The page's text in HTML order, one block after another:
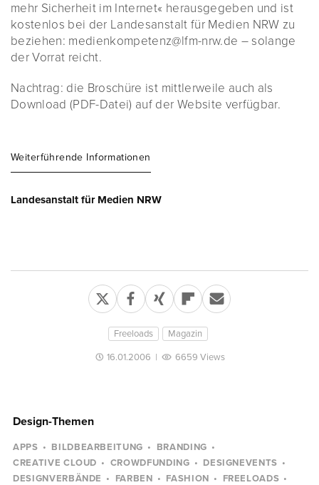
mehr Sicherheit im Internet« herausgegeben und ist
kostenlos bei der Landesanstalt für Medien NRW zu
beziehen: medienkompetenz@lfm-nrw.de – solange
der Vorrat reicht.
Nachtrag: die Broschüre ist mittlerweile auch als
Download (PDF-Datei) auf der Website verfügbar.
Weiterführende Informationen
Landesanstalt für Medien NRW
Freeloads Magazin
16.01.2006 | 6659 Views
Design-Themen
APPS BILDBEARBEITUNG
BRANDING
CREATIVE CLOUD
CROWDFUNDING
DESIGNEVENTS
DESIGNVERBÄNDE
FARBEN FASHION
FREELOADS